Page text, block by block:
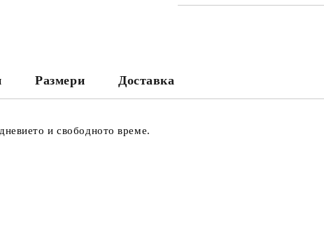
Размери Доставка
и свободното време.